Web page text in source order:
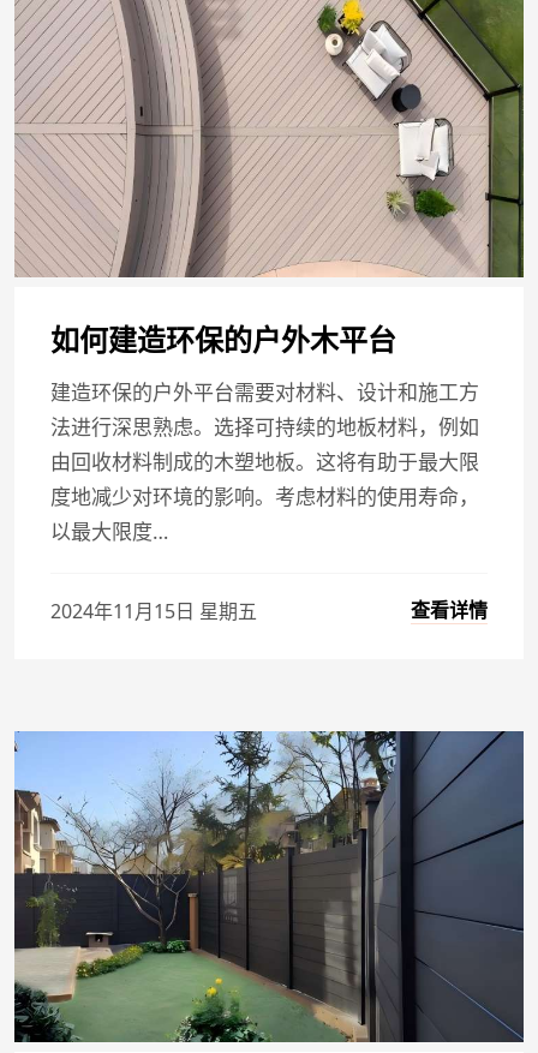
如何建造环保的户外木平台
建造环保的户外平台需要对材料、设计和施工方
法进行深思熟虑。选择可持续的地板材料，例如
由回收材料制成的木塑地板。这将有助于最大限
度地减少对环境的影响。考虑材料的使用寿命，
以最大限度…
2024年11月15日 星期五 查看详情